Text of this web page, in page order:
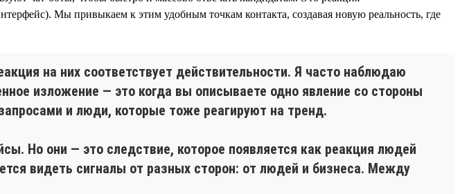
Мы привыкаем к этим удобным точкам контакта, создавая новую реальность, где
на них соответствует действительности. Я часто наблюдаю
изложение — это когда вы описываете одно явление со стороны
и люди, которые тоже реагируют на тренд.
Но они — это следствие, которое появляется как реакция людей
видеть сигналы от разных сторон: от людей и бизнеса. Между